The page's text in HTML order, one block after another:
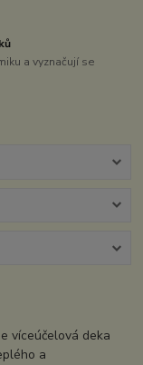
a vyznačují se
víceúčelová deka
a